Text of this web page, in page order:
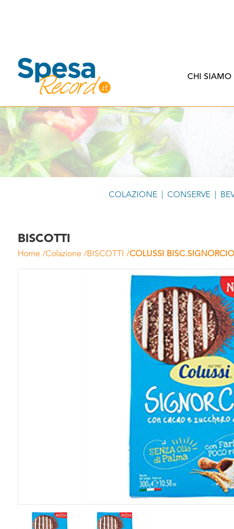
CHI SIAMO
COLAZIONE CONSERVE
BISCOTTI
Home /Colazione /BISCOTTI /COLUSSI